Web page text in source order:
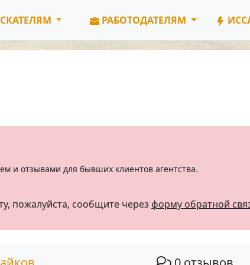
РАБОТОДАТЕЛЯМ
и отзывами для бывших клиентов агентства.
пожалуйста, сообщите через форму обратной